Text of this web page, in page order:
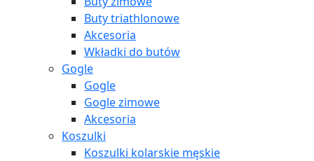
Buty triathlonowe
Akcesoria
Wkładki do butów
Gogle
Gogle
Gogle zimowe
Akcesoria
Koszulki
Koszulki kolarskie męskie